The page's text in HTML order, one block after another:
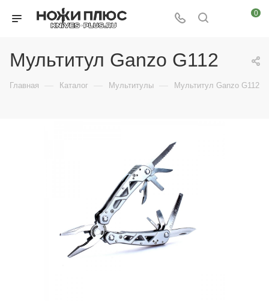
0
Мультитул Ganzo G112
Главная — Каталог — Мультитулы — Мультитул Ganzo G112